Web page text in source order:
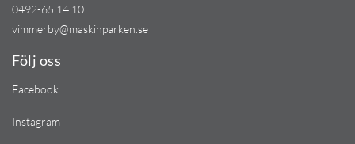
0492-65 14 10
vimmerby@maskinparken.se
Följ oss
Facebook
Instagram